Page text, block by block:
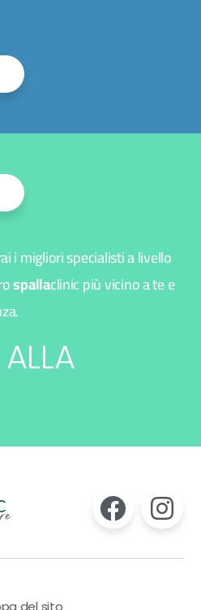
i migliori specialisti a livello
spallaclinic più vicino a te e
del sito